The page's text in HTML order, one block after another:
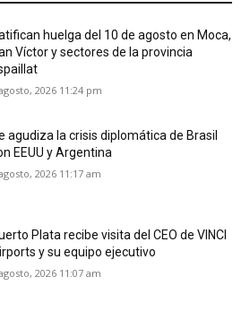
huelga del 10 de agosto en Moca,
Víctor y sectores de la provincia
2026 11:24 pm
agudiza la crisis diplomática de Brasil
EEUU y Argentina
2026 11:17 am
Plata recibe visita del CEO de VINCI
y su equipo ejecutivo
2026 11:07 am